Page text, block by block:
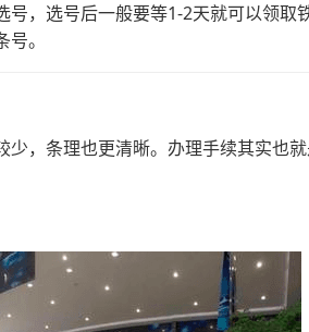
，选号后一般要等1-2天就可以领取
。
，条理也更清晰。办理手续其实也